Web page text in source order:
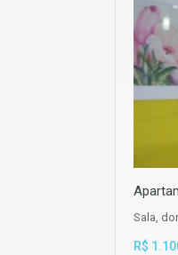
Sala,
R$